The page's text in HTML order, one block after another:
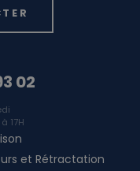
02
17H
et Rétractation